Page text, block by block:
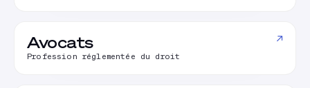
Avocats
Profession réglementée du droit
↗